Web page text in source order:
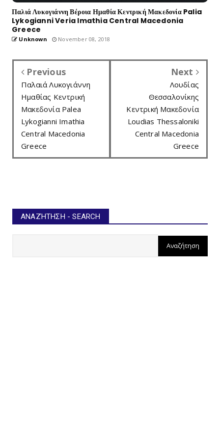
Παλιά Λυκογιάννη Βέροια Ημαθία Κεντρική Μακεδονία Palia
Lykogianni Veria Imathia Central Macedonia
Greece
Unknown November 08, 2018
Previous
Παλαιά Λυκογιάννη
Ημαθίας Κεντρική
Μακεδονία Palea
Lykogianni Imathia
Central Macedonia
Greece
Next
Λουδίας
Θεσσαλονίκης
Κεντρική Μακεδονία
Loudias Thessaloniki
Central Macedonia
Greece
ΑΝΑΖΉΤΗΣΗ - SEARCH